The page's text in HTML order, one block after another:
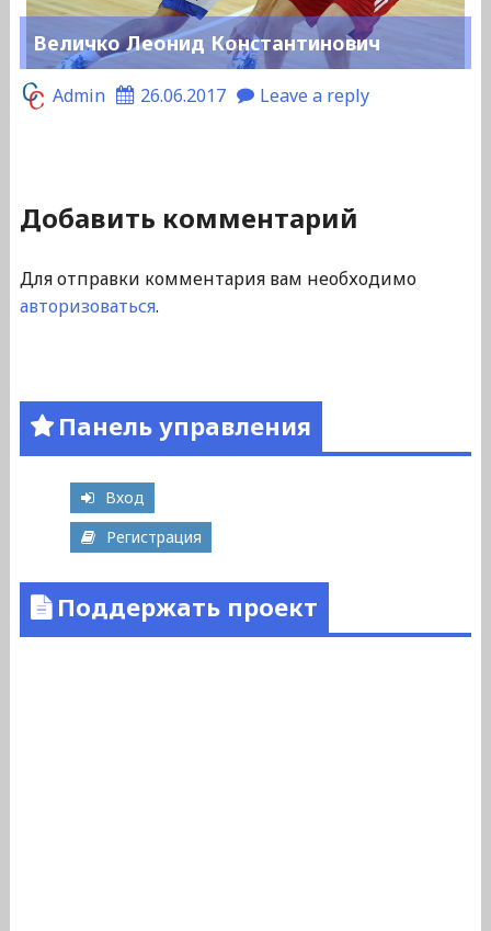
Величко Леонид Константинович
Admin 26.06.2017 Leave a reply
Добавить комментарий
Для отправки комментария вам необходимо
авторизоваться.
Панель управления
Вход
Регистрация
Поддержать проект